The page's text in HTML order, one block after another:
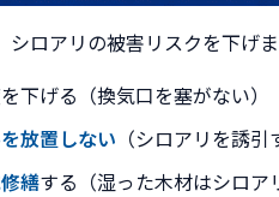
ロアリの被害リスクを下げ
下げる（換気口を塞がない）
放置しない （シロアリを誘
繕する（湿った木材はシロア